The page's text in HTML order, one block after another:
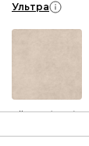
Ультра
Айвори (Ivory)